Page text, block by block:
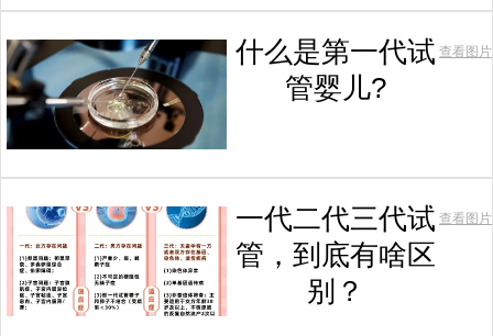
什么是第一代试
管婴儿?
查看图片
一代二代三代试
管，到底有啥区
别？
查看图片